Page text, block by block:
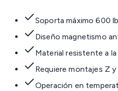
Soporta máximo 600
Diseño magnetismo
Material resistente a
Requiere montajes Z
Operación en